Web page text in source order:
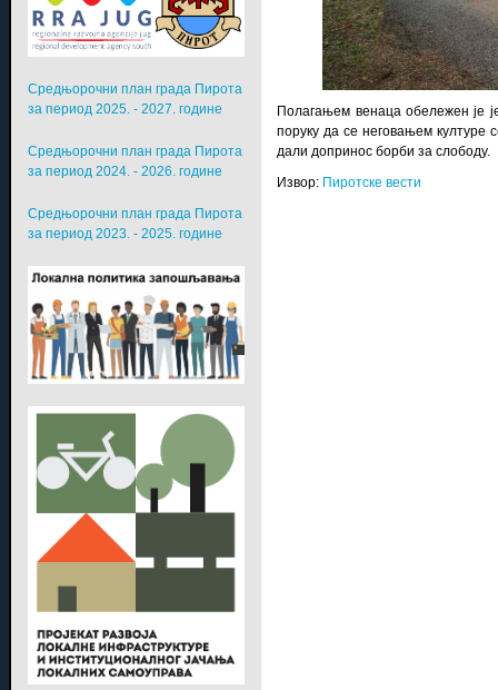
Полагањем венаца обележен је
поруку да се неговањем културе
дали допринос борби за слободу.
Извор: Пиротске вести
Средњорочни план града Пирота
за период 2025. - 2027. године
Средњорочни план града Пирота
за период 2024. - 2026. године
Средњорочни план града Пирота
за период 2023. - 2025. године